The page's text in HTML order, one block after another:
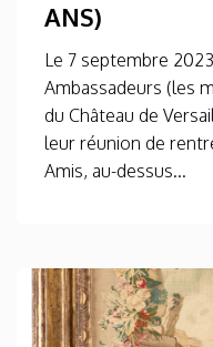
ANS)
Le 7 septembre
Ambassadeurs (les
du Château de
leur réunion de
Amis, au-dessus...